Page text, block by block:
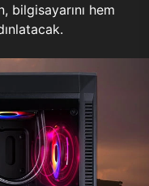
bilgisayarını hem